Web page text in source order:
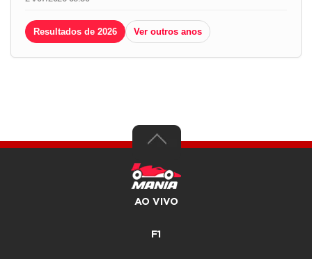
Resultados de 2026 Ver outros anos
AO VIVO
F1